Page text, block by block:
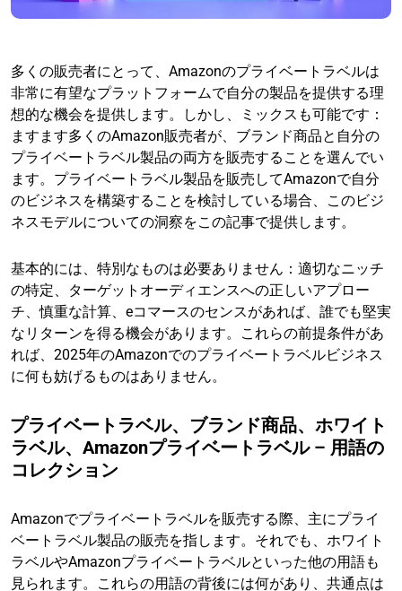
多くの販売者にとって、Amazonのプライベートラベルは
非常に有望なプラットフォームで自分の製品を提供する理
想的な機会を提供します。しかし、ミックスも可能です：
ますます多くのAmazon販売者が、ブランド商品と自分の
プライベートラベル製品の両方を販売することを選んでい
ます。プライベートラベル製品を販売してAmazonで自分
のビジネスを構築することを検討している場合、このビジ
ネスモデルについての洞察をこの記事で提供します。
基本的には、特別なものは必要ありません：適切なニッチ
の特定、ターゲットオーディエンスへの正しいアプロー
チ、慎重な計算、eコマースのセンスがあれば、誰でも堅実
なリターンを得る機会があります。これらの前提条件があ
れば、2025年のAmazonでのプライベートラベルビジネス
に何も妨げるものはありません。
プライベートラベル、ブランド商品、ホワイト
ラベル、Amazonプライベートラベル – 用語の
コレクション
Amazonでプライベートラベルを販売する際、主にプライ
ベートラベル製品の販売を指します。それでも、ホワイト
ラベルやAmazonプライベートラベルといった他の用語も
見られます。これらの用語の背後には何があり、共通点は